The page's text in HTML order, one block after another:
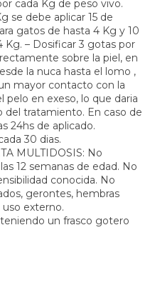
cada Kg de peso vivo.
se debe aplicar 15 de
gatos de hasta 4 Kg y 10
– Dosificar 3 gotas por
sobre la piel, en
la nuca hasta el lomo ,
mayor contacto con la
pelo en exeso, lo que daria
del tratamiento. En caso de
24hs de aplicado.
30 dias.
MULTIDOSIS: No
12 semanas de edad. No
conocida. No
gerontes, hembras
uso externo.
un frasco gotero